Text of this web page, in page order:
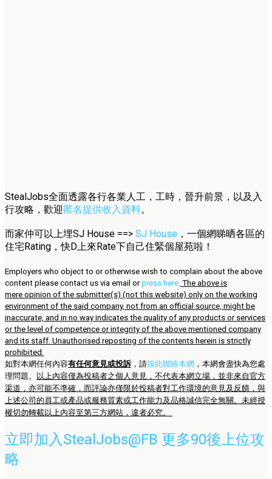
StealJobs全面透露各行各業人工，工時，晉升前景，以及入
行攻略，歡迎匿名提供收入資料。
而家仲可以上埋SJ House ==> SJ House ，一個網睇晒各區的
住宅Rating，快D上來Rate下自己住緊個屋苑啦！
Employers who object to or otherwise wish to complain about the above
content please contact us via email orpress here. The above is
mere opinion of the submitter(s) (not this website) only on the working
environment of the said company, not from an official source, might be
inaccurate, and in no way indicates the quality of any products or services
or the level of competence or integrity of the above mentioned company
and its staff. Unauthorised reposting of the contents herein is strictly
prohibited.
如對本網任何內容有任何意見或投訴 ，請按此聯絡本網 ，本網會盡快為您處
理問題。
以上內容僅為投稿者之個人意見，不代表本網立場，並非來自官方
渠道，亦可能不準確，而評論亦僅限於投稿者對工作環境的意見及反饋，與
上述公司的員工或產品或服務質素或工作能力及品格誠信完全無關。未經授
權切勿轉載以上內容至第三方網站，違者必究。
立即加入StealJobs@FB 更多90後上位攻
略